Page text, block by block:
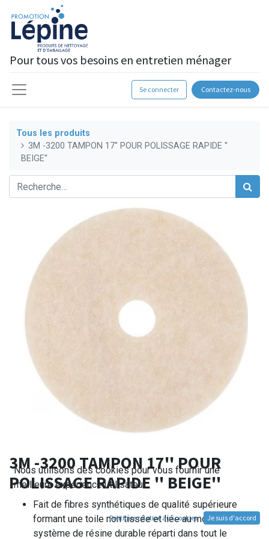
Pour tous vos besoins en entretien ménager
Se connecter Contactez-nous
Tous les produits
3M -3200 TAMPON 17'' POUR POLISSAGE RAPIDE ''
BEIGE''
3M -3200 TAMPON 17'' POUR
POLISSAGE RAPIDE '' BEIGE''
Fait de fibres synthétiques de qualité supérieure
formant une toile non tissée et liée au moyen d’un
système de résine durable réparti dans tout le
Nous utilisons des cookies pour vous fournir une
meilleure expérience utilisateur.
Politique relative aux cookies Je suis d'accord